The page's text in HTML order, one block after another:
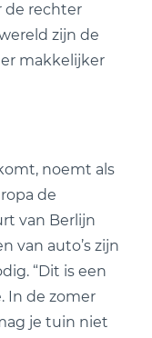
de rechter
zijn de
makkelijker
noemt als
de
van Berlijn
van auto’s zijn
“Dit is een
In de zomer
je tuin niet